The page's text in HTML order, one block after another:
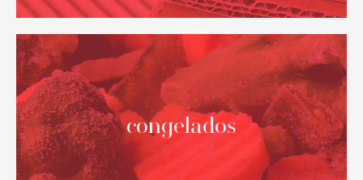
Bélgica
Dinamarca
Francia
Italia
Portugal
congelados